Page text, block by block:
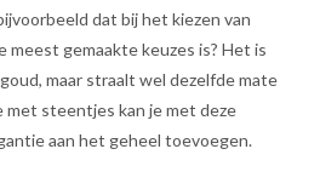
dat bij het kiezen van
meest gemaakte keuzes is? Het is
maar straalt wel dezelfde mate
met steentjes kan je met deze
aan het geheel toevoegen.